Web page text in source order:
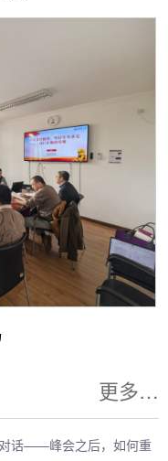
更多…
对话——峰会之后，如何重